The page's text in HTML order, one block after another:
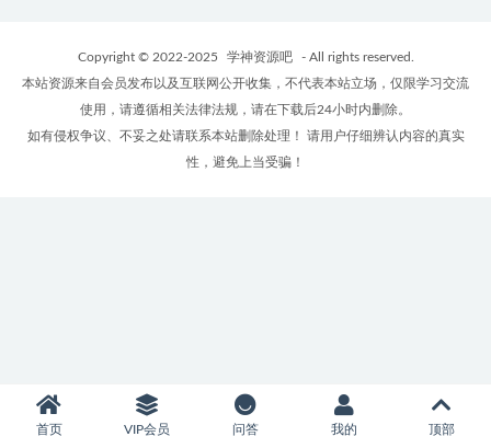
Copyright © 2022-2025 学神资源吧
- All rights reserved.
本站资源来自会员发布以及互联网公开收集，不代表本站立场，仅限学习交流
使用，请遵循相关法律法规，请在下载后24小时内删除。
如有侵权争议、不妥之处请联系本站删除处理！ 请用户仔细辨认内容的真实
性，避免上当受骗！
首页 VIP会员 问答 我的 顶部